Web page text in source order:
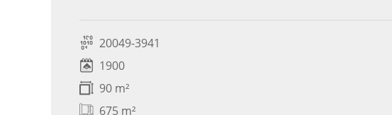
20049-3941
1900
90 m²
675 m²